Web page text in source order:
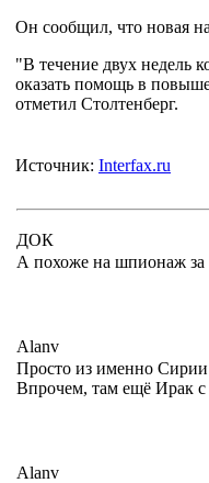
Он сообщил, что новая
"В течение двух недель
оказать помощь в
отметил Столтенберг.
Источник: Interfax.ru
ДОК
А похоже на шпионаж
Alanv
Просто из именно Сирии
Впрочем, там ещё Ирак
Alanv